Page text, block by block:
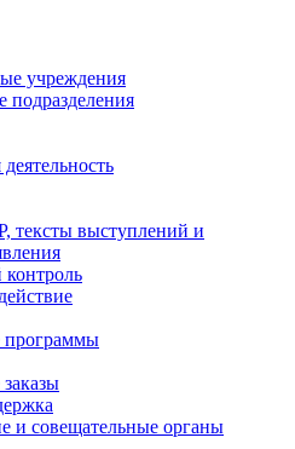
учреждения
подразделения
тексты выступлений и
и совещательные органы